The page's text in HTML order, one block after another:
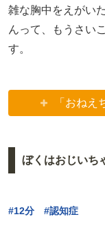
雑な胸中をえがい
んって、もうさい
す。
「おねえ
ぼくはおじいち
#12分 #認知症